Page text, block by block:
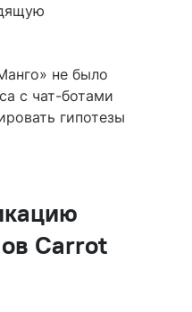
не было
с чат-ботами
гипотезы
Carrot